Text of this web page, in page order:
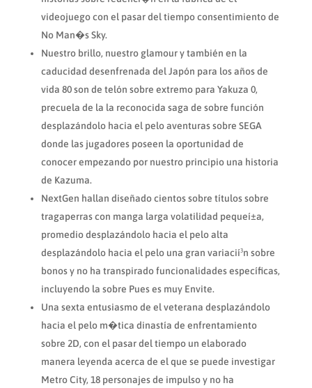
videojuego con el pasar del tiempo consentimiento de
No Man�s Sky.
Nuestro brillo, nuestro glamour y también en la
caducidad desenfrenada del Japón para los años de
vida 80 son de telón sobre extremo para Yakuza 0,
precuela de la la reconocida saga de sobre función
desplazándolo hacia el pelo aventuras sobre SEGA
donde las jugadores poseen la oportunidad de
conocer empezando por nuestro principio una historia
de Kazuma.
NextGen hallan diseñado cientos sobre títulos sobre
tragaperras con manga larga volatilidad pequeí±a,
promedio desplazándolo hacia el pelo alta
desplazándolo hacia el pelo una gran variacií³n sobre
bonos y no ha transpirado funcionalidades específicas,
incluyendo la sobre Pues es muy Envite.
Una sexta entusiasmo de el veterana desplazándolo
hacia el pelo m�tica dinastía de enfrentamiento
sobre 2D, con el pasar del tiempo un elaborado
manera leyenda acerca de el que se puede investigar
Metro City, 18 personajes de impulso y no ha